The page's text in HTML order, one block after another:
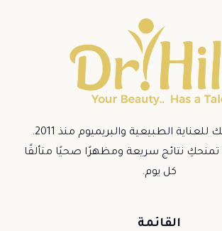
د. حلو — علامتك للعناية الطبيعية والبريميوم منذ 2011.
تمنحكِ نتائج سريعة ومظهرًا صحيًا متألقًا
كل يوم.
القائمة